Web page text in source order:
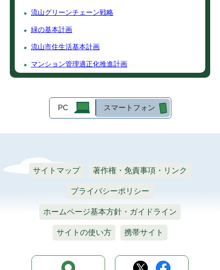
流山グリーンチェーン戦略
緑の基本計画
流山市住生活基本計画
マンション管理適正化推進計画
PC スマートフォン
サイトマップ 著作権・免責事項・リンク
プライバシーポリシー
ホームページ基本方針・ガイドライン
サイトの使い方 携帯サイト